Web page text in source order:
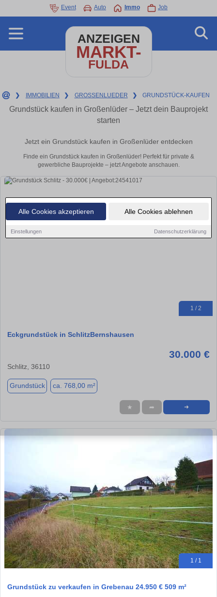
Alle Cookies akzeptieren Alle Cookies ablehnen
Einstellungen Datenschutzerklärung
Event Auto Immo Job
ANZEIGEN
MARKT-
FULDA
❯ IMMOBILIEN ❯ GROSSENLUEDER ❯ GRUNDSTÜCK-KAUFEN
Grundstück kaufen in Großenlüder – Jetzt dein Bauprojekt
starten
Jetzt ein Grundstück kaufen in Großenlüder entdecken
Finde ein Grundstück kaufen in Großenlüder! Perfekt für private &
gewerbliche Bauprojekte – jetzt Angebote anschauen.
1 / 2
Eckgrundstück in SchlitzBernshausen
30.000 €
Schlitz, 36110
Grundstück ca. 768,00 m²
★ ➦ ➜
1 / 1
Grundstück zu verkaufen in Grebenau 24.950 € 509 m²